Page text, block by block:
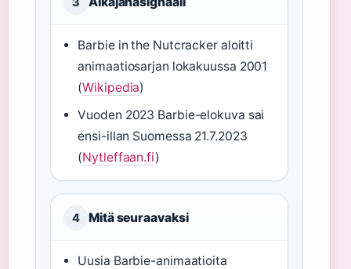
Barbie in the Nutcracker aloitti
animaatiosarjan lokakuussa 2001
(Wikipedia)
Vuoden 2023 Barbie-elokuva sai
ensi-illan Suomessa 21.7.2023
(Nytleffaan.fi)
4 Mitä seuraavaksi
Uusia Barbie-animaatioita